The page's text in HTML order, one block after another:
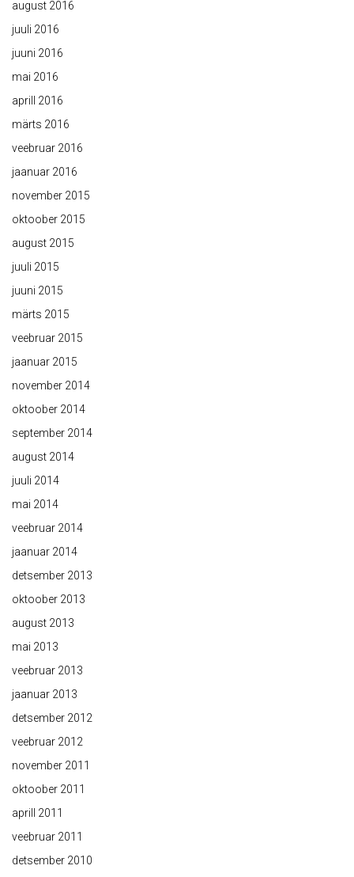
august 2016
juuli 2016
juuni 2016
mai 2016
aprill 2016
märts 2016
veebruar 2016
jaanuar 2016
november 2015
oktoober 2015
august 2015
juuli 2015
juuni 2015
märts 2015
veebruar 2015
jaanuar 2015
november 2014
oktoober 2014
september 2014
august 2014
juuli 2014
mai 2014
veebruar 2014
jaanuar 2014
detsember 2013
oktoober 2013
august 2013
mai 2013
veebruar 2013
jaanuar 2013
detsember 2012
veebruar 2012
november 2011
oktoober 2011
aprill 2011
veebruar 2011
detsember 2010